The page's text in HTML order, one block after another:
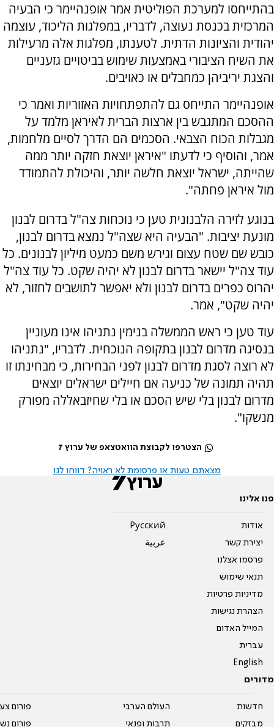
בהתייחסו למערכת הפוליטית אמר אופנהיימר כי הבעיה
המרכזית בכנסת נעוצה, לדבריו, במפלגות הליכוד, עוצמה
יהודית והציונות הדתית. לטענתו, מפלגות אלה מרעילות
את השיח הציבורי באמצעות שימוש בביטויים גזעניים
והצגת יריביהן כמחבלים או כאויבים.
אופנהיימר התייחס גם להתפתחויות האזוריות ואמר כי
ההסכם המתגבש בין ארצות הברית לאיראן מלמד על
מגבלות הכוח הצבאי. הסכמים הם הדרך לסיים מלחמות,
אמר, והוסיף כי לדעתו "איראן יוצאת חזקה יותר ממה
שהייתה, ישראל יוצאת חלשה יותר, והיכולת להתמודד
מול איראן פחתה".
בנוגע לזירה הלבנונית טען כי נוכחות צה"ל בדרום לבנון
מונעת יציבות. "הבעיה היא שצה"ל נמצא בדרום לבנון,
כובש שם שטח עצום וגירש משם כמעט מיליון לבנונים. כל
עוד צה"ל יישאר בדרום לבנון לא יהיה שקט. כל עוד צה"ל
יהרוס כפרים בדרום לבנון ולא יאפשר לתושבים לחזור, לא
יהיה שקט", אמר.
עוד טען כי ראש הממשלה בנימין נתניהו אינו מעוניין
בנסיגה מדרום לבנון בתקופה הנוכחית. לדבריו, "נתניהו
לא רוצה לסגת מדרום לבנון לפני הבחירות, כי מבחינתו זו
תהיה תמונה של כניעה אם חיילים ישראלים יוצאים
מדרום לבנון בלי שיש הסכם או בלי שחיזבאללה מפורק
מנשקו".
הצטרפו לקבוצת הוואטצאפ של ערוץ 7
מצאתם טעות או פרסומת לא ראויה? דווחו לנו
פנו אלינו
אודות
יצירת קשר
פרסמו אצלנו
תנאי שימוש
מדיניות פרטיות
הצהרת נגישות
המייל האדום
עברית
English
Pусский
عربية
מדורים
חדשות
מבזקים
העולם הערבי
תרבות ופנאי
פורום
פורום